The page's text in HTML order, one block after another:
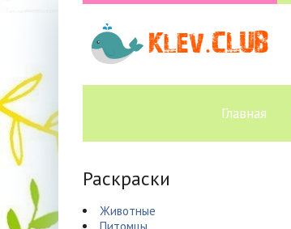
Главная
Раскраски
Животные